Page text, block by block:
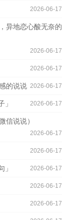
2026-06-17
异地恋心酸无奈的
2026-06-17
2026-06-17
的说说 2026-06-17
2026-06-17
信说说）
2026-06-17
2026-06-17
2026-06-17
2026-06-17
2026-06-17